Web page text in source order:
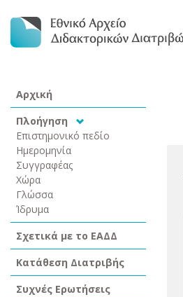
Αρχική
Πλοήγηση
Επιστημονικό πεδίο
Ημερομηνία
Συγγραφέας
Χώρα
Γλώσσα
Ίδρυμα
Σχετικά με το ΕΑΔΔ
Κατάθεση Διατριβής
Συχνές Ερωτήσεις